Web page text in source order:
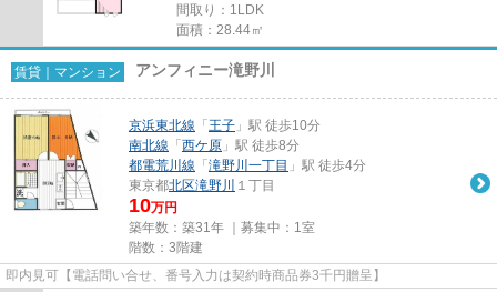
間取り：1LDK
面積：28.44㎡
賃貸｜マンション アンフィニー滝野川
京浜東北線 「 王子 」駅 徒歩10分
南北線 「 西ケ原 」駅 徒歩8分
都電荒川線 「 滝野川一丁目 」駅 徒歩4分
東京都北区滝野川 １丁目
10万円
築年数：築31年 ｜募集中： 1室
階数：3階建
即内見可【電話問い合せ、番号入力は契約時商品券3千円贈呈】